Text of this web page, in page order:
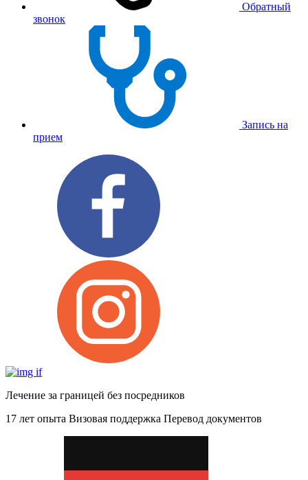
Обратный
звонок
Запись на
прием
Лечение за границей без посредников
17 лет опыта Визовая поддержка Перевод документов